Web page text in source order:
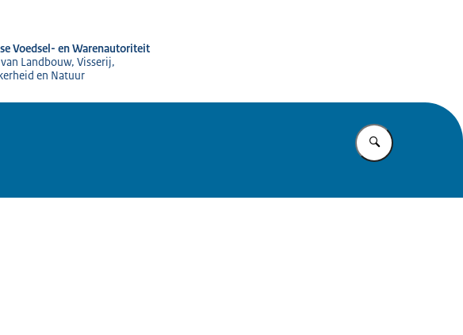
Voedsel- en Warenautoriteit
Landbouw, Visserij,
en Natuur
Vul in wat u